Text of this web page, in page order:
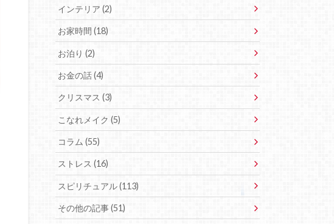
インテリア (2)
お家時間 (18)
お泊り (2)
お金の話 (4)
クリスマス (3)
こなれメイク (5)
コラム (55)
ストレス (16)
スピリチュアル (113)
その他の記事 (51)